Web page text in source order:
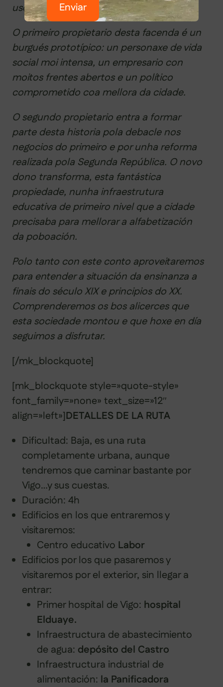
uso distinto.
O primeiro propietario desta facenda é un
burgués prototípico: un personaxe de vida
social moi intensa, un empresario con
moitos frentes abertos e un político
comprometido coa mellora da cidade.
O segundo propietario entra a formar
parte desta historia pola debacle nos
negocios do primeiro e por unha reforma
realizada pola Segunda República. O novo
dono transforma, esta fantástica
propiedade, nunha infraestrutura
educativa de primeiro nivel que a cidade
precisaba para mellorar a alfabetización
da poboación.
Polo tanto con este conto aproveitaremos
para entender a situación da ensinanza a
finais do século XIX e principios do XX.
Comprenderemos os bos alicerces que
esta sociedade montou e que hoxe en día
seguimos a disfrutar.
[/mk_blockquote]
[mk_blockquote style=»quote-style»
font_family=»none» text_size=»12″
align=»left»]DETALLES DE LA RUTA
Dificultad: Baja, es una ruta
completamente urbana, aunque
tendremos que caminar bastante por
Vigo…y sus cuestas.
Duración: 4h
Edificios en los que entraremos y
visitaremos:
Centro educativo Labor
Edificios por los que pasaremos y
visitaremos por el exterior, sin llegar a
entrar:
Primer hospital de Vigo: hospital
Elduaye.
Infraestructura de abastecimiento
de agua: depósito del Castro
Infraestructura industrial de
alimentación: la Panificadora
Enviar